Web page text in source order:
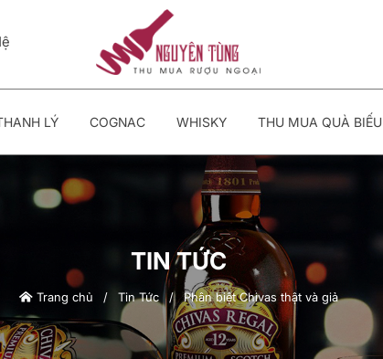
LÝ COGNAC WHISKY THU MUA QUÀ
TIN TỨC
Trang chủ / Tin Tức/Phân biệt Chivas thật và giả